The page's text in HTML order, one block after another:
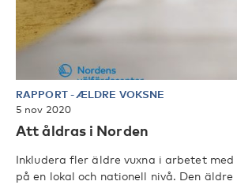
RAPPORT-ÆLDRE VOKSNE
5 nov 2020
Att åldras i Norden
Inkludera fler äldre vuxna i arbetet
på en lokal och nationell nivå. Den äldre